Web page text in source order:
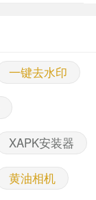
一键去水印
XAPK安装器
黄油相机